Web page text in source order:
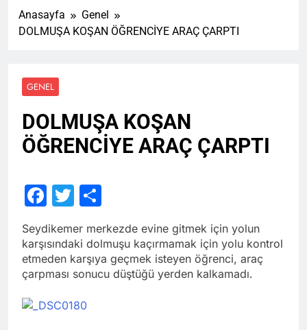
Anasayfa
Genel
DOLMUŞA KOŞAN ÖĞRENCİYE ARAÇ ÇARPTI
GENEL
DOLMUŞA KOŞAN
ÖĞRENCİYE ARAÇ ÇARPTI
Facebook
Twitter
Seydikemer merkezde evine gitmek için yolun
karşısındaki dolmuşu kaçırmamak için yolu kontrol
etmeden karşıya geçmek isteyen öğrenci, araç
çarpması sonucu düştüğü yerden kalkamadı.